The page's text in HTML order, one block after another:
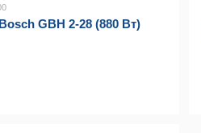
GBH 2-28 (880 Вт)